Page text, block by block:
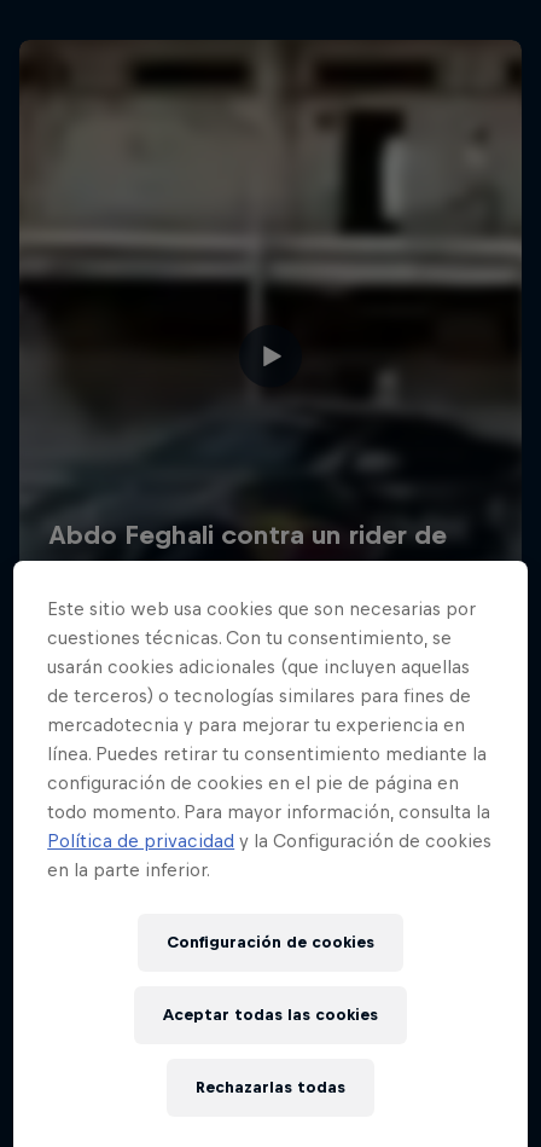
Este sitio web usa cookies que son necesarias por
cuestiones técnicas. Con tu consentimiento, se
usarán cookies adicionales (que incluyen aquellas
de terceros) o tecnologías similares para fines de
mercadotecnia y para mejorar tu experiencia en
línea. Puedes retirar tu consentimiento mediante la
configuración de cookies en el pie de página en
todo momento. Para mayor información, consulta la
Política de privacidad y la Configuración de cookies
en la parte inferior.
Configuración de cookies
Rechazarlas todas
Aceptar todas las cookies